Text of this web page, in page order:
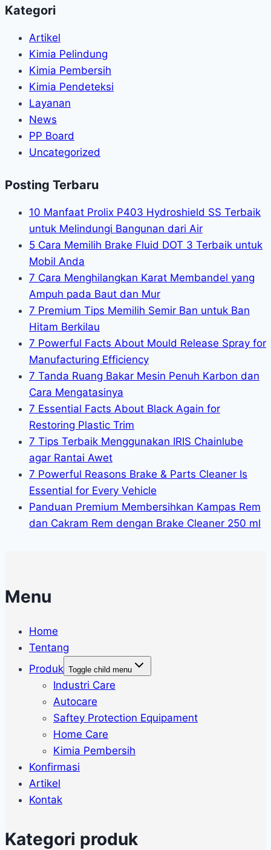
Kategori
Artikel
Kimia Pelindung
Kimia Pembersih
Kimia Pendeteksi
Layanan
News
PP Board
Uncategorized
Posting Terbaru
10 Manfaat Prolix P403 Hydroshield SS Terbaik
untuk Melindungi Bangunan dari Air
5 Cara Memilih Brake Fluid DOT 3 Terbaik untuk
Mobil Anda
7 Cara Menghilangkan Karat Membandel yang
Ampuh pada Baut dan Mur
7 Premium Tips Memilih Semir Ban untuk Ban
Hitam Berkilau
7 Powerful Facts About Mould Release Spray for
Manufacturing Efficiency
7 Tanda Ruang Bakar Mesin Penuh Karbon dan
Cara Mengatasinya
7 Essential Facts About Black Again for
Restoring Plastic Trim
7 Tips Terbaik Menggunakan IRIS Chainlube
agar Rantai Awet
7 Powerful Reasons Brake & Parts Cleaner Is
Essential for Every Vehicle
Panduan Premium Membersihkan Kampas Rem
dan Cakram Rem dengan Brake Cleaner 250 ml
Menu
Home
Tentang
Produk Toggle child menu
Industri Care
Autocare
Saftey Protection Equipament
Home Care
Kimia Pembersih
Konfirmasi
Artikel
Kontak
Kategori produk